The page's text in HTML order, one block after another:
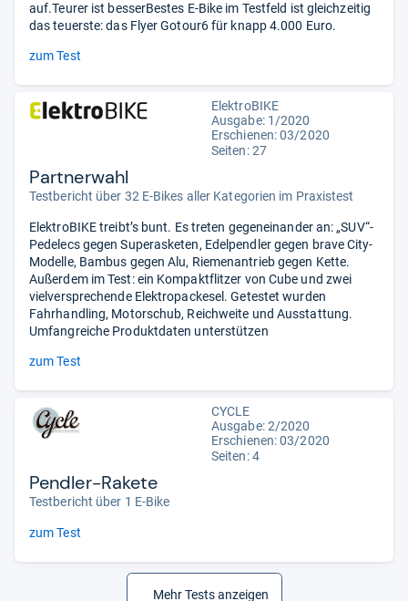
auf.Teurer ist besserBestes E-Bike im Testfeld ist gleichzeitig
das teuerste: das Flyer Gotour6 für knapp 4.000 Euro.
zum Test
ElektroBIKE
Ausgabe: 1/2020
Erschienen: 03/2020
Seiten: 27
Partnerwahl
Testbericht über 32 E-Bikes aller Kategorien im Praxistest
ElektroBIKE treibt’s bunt. Es treten gegeneinander an: „SUV“-
Pedelecs gegen Superasketen, Edelpendler gegen brave City-
Modelle, Bambus gegen Alu, Riemenantrieb gegen Kette.
Außerdem im Test: ein Kompaktflitzer von Cube und zwei
vielversprechende Elektropackesel. Getestet wurden
Fahrhandling, Motorschub, Reichweite und Ausstattung.
Umfangreiche Produktdaten unterstützen
zum Test
CYCLE
Ausgabe: 2/2020
Erschienen: 03/2020
Seiten: 4
Pendler-Rakete
Testbericht über 1 E-Bike
zum Test
Mehr Tests anzeigen